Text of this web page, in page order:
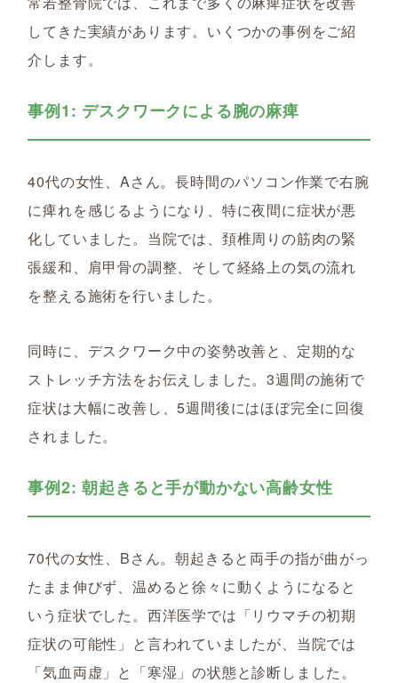
してきた実績があります。いくつかの事例をご紹
介します。
事例1: デスクワークによる腕の麻痺
40代の女性、Aさん。長時間のパソコン作業で右腕
に痺れを感じるようになり、特に夜間に症状が悪
化していました。当院では、頚椎周りの筋肉の緊
張緩和、肩甲骨の調整、そして経絡上の気の流れ
を整える施術を行いました。
同時に、デスクワーク中の姿勢改善と、定期的な
ストレッチ方法をお伝えしました。3週間の施術で
症状は大幅に改善し、5週間後にはほぼ完全に回復
されました。
事例2: 朝起きると手が動かない高齢女性
70代の女性、Bさん。朝起きると両手の指が曲がっ
たまま伸びず、温めると徐々に動くようになると
いう症状でした。西洋医学では「リウマチの初期
症状の可能性」と言われていましたが、当院では
「気血両虚」と「寒湿」の状態と診断しました。